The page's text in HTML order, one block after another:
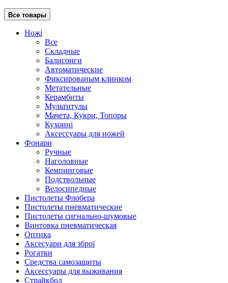
Все товары
Ножі
Все
Складные
Балисонги
Автоматические
Фиксированым клинком
Метательные
Керамбиты
Мультитулы
Мачета, Кукри, Топоры
Кухонні
Аксессуары для ножей
Фонари
Ручные
Наголовные
Кемпинговые
Подствольные
Велосипедные
Пистолеты Флобера
Пистолеты пневматические
Пистолеты сигнально-шумовые
Винтовка пневматическая
Оптика
Аксесуари для зброї
Рогатки
Средства самозащиты
Аксессуары для выживания
Страйкбол